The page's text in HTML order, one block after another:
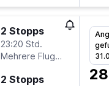
2 Stopps
23:20 Std.
Mehrere Fluglinien
2 Stopps